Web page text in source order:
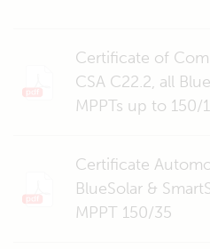
Certificate of
CSA C22.2, all
MPPTs up to 150/
Certificate
BlueSolar &
MPPT 150/35